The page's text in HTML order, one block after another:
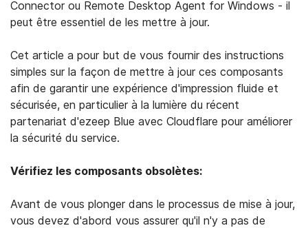
Connector ou Remote Desktop Agent for Windows - il
peut être essentiel de les mettre à jour.
Cet article a pour but de vous fournir des instructions
simples sur la façon de mettre à jour ces composants
afin de garantir une expérience d'impression fluide et
sécurisée, en particulier à la lumière du récent
partenariat d'ezeep Blue avec Cloudflare pour améliorer
la sécurité du service.
Vérifiez les composants obsolètes:
Avant de vous plonger dans le processus de mise à jour,
vous devez d'abord vous assurer qu'il n'y a pas de